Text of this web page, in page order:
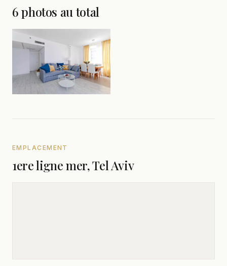
6 photos au total
EMPLACEMENT
1ere ligne mer, Tel Aviv